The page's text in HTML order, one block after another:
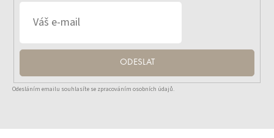
ODESLAT
Odesláním emailu souhlasíte se zpracováním osobních údajů.